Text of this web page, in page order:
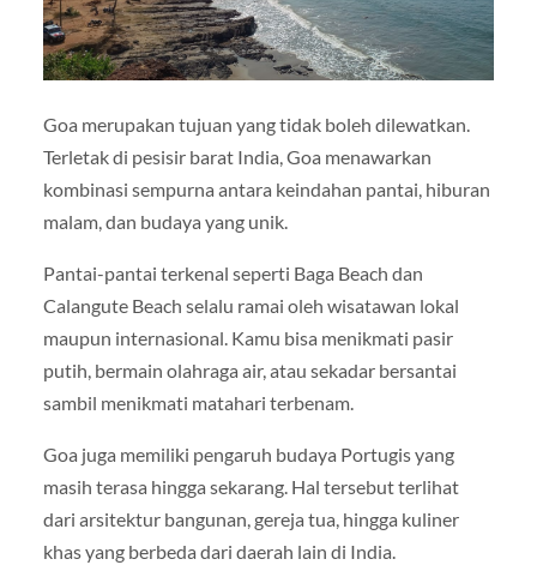
Goa merupakan tujuan yang tidak boleh dilewatkan.
Terletak di pesisir barat India, Goa menawarkan
kombinasi sempurna antara keindahan pantai, hiburan
malam, dan budaya yang unik.
Pantai-pantai terkenal seperti Baga Beach dan
Calangute Beach selalu ramai oleh wisatawan lokal
maupun internasional. Kamu bisa menikmati pasir
putih, bermain olahraga air, atau sekadar bersantai
sambil menikmati matahari terbenam.
Goa juga memiliki pengaruh budaya Portugis yang
masih terasa hingga sekarang. Hal tersebut terlihat
dari arsitektur bangunan, gereja tua, hingga kuliner
khas yang berbeda dari daerah lain di India.